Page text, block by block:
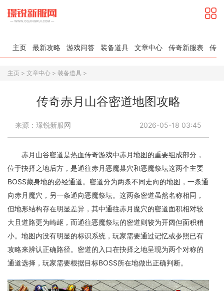
主页 最新攻略 游戏问答 装备道具 文章中心 传奇新服表 传
主页 > 文章中心 > 装备道具 >
传奇赤月山谷密道地图攻略
来源：璟锐新服网 2026-05-18 03:45
赤月山谷密道是热血传奇游戏中赤月地图的重要组成部分，
位于抉择之地后方，是通往赤月恶魔巢穴和恶魔祭坛这两个主要
BOSS藏身地的必经通道。密道分为两条不同走向的地图，一条通
向赤月魔穴，另一条通向恶魔祭坛。这两条密道虽然名称相同，
但地形结构存在明显差异，其中通往赤月魔穴的密道面积相对较
大且道路更为崎岖，而通往恶魔祭坛的密道则较为开阔但面积稍
小。地图内没有明显的标识系统，玩家需要通过记忆或参照已有
攻略来辨认正确路径。密道的入口在抉择之地呈现为两个对称的
通道选择，玩家需要根据目标BOSS所在地做出正确判断。